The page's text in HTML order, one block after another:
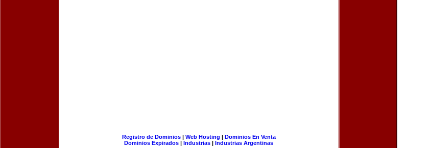
Registro de Dominios| Web Hosting | Dominios En Venta
Dominios Expirados | Industrias | Industrias Argentinas